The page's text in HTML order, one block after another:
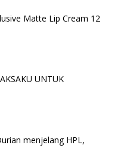
Matte Lip Cream 12
UNTUK
menjelang HPL,